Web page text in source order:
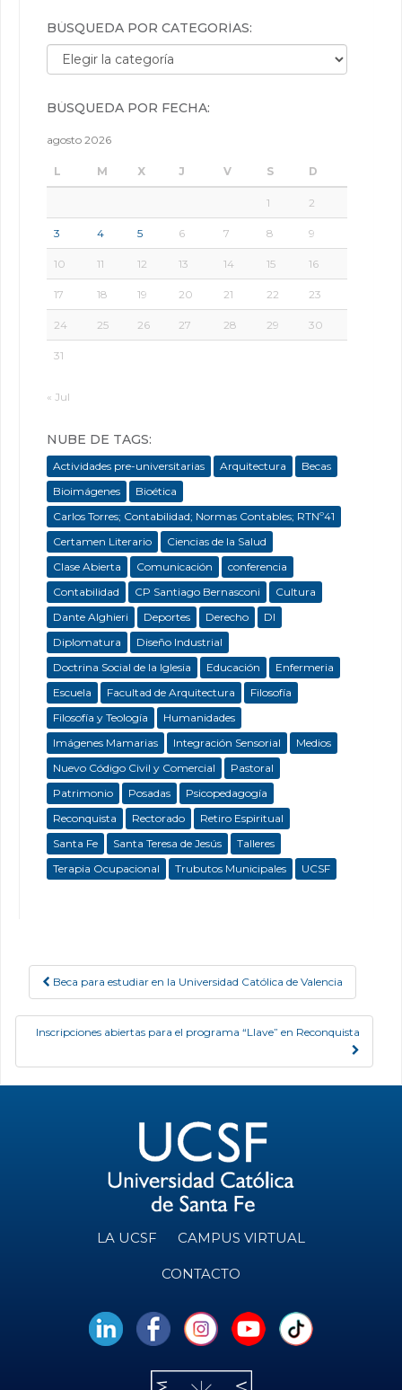
BÚSQUEDA POR CATEGORÍAS:
Búsqueda por categorías:
BÚSQUEDA POR FECHA:
agosto 2026
L M X J V S D
1 2
3 4 5 6 7 8 9
10 11 12 13 14 15 16
17 18 19 20 21 22 23
24 25 26 27 28 29 30
31
« Jul
NUBE DE TAGS:
Actividades pre-universitarias Arquitectura
Becas
Bioimágenes
Bioética
Carlos Torres; Contabilidad; Normas Contables; RTNº41
Certamen Literario
Ciencias de la Salud
Clase Abierta
Comunicación
conferencia
Contabilidad
CP Santiago Bernasconi
Cultura
Dante Alghieri
Deportes Derecho
DI
Diplomatura
Diseño Industrial
Doctrina Social de la Iglesia
Educación
Enfermeria
Escuela
Facultad de Arquitectura
Filosofía
Filosofía y Teología
Humanidades
Imágenes Mamarias
Integración Sensorial
Medios
Nuevo Código Civil y Comercial
Pastoral
Patrimonio
Posadas
Psicopedagogía
Reconquista
Rectorado
Retiro Espiritual
Santa Fe
Santa Teresa de Jesús
Talleres
Terapia Ocupacional
Trubutos Municipales UCSF
Post navigation
Beca para estudiar en la Universidad Católica de Valencia
Inscripciones abiertas para el programa “Llave” en Reconquista
LA UCSF CAMPUS VIRTUAL
CONTACTO